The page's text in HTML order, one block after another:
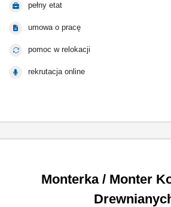
pełny etat
umowa o pracę
pomoc w relokacji
rekrutacja online
Monterka / Monter